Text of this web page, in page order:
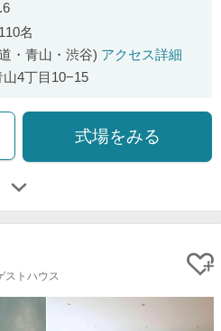
コミ評価
名
・青山・渋谷) アクセス詳細
4丁目10−15
式場をみる
ストハウス